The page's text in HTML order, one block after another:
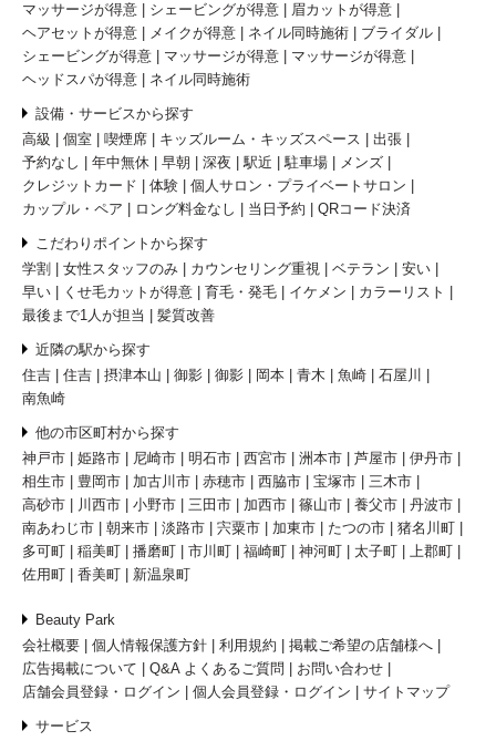
マッサージが得意
シェービングが得意
眉カットが得意
ヘアセットが得意
メイクが得意 ネイル同時施術
ブライダル
シェービングが得意
マッサージが得意
マッサージが得意
ヘッドスパが得意
ネイル同時施術
設備・サービスから探す
高級
個室 喫煙席 キッズルーム・キッズスペース
出張
予約なし
年中無休 早朝 深夜 駅近 駐車場
メンズ
クレジットカード
体験
個人サロン・プライベートサロン
カップル・ペア
ロング料金なし 当日予約 QRコード決済
こだわりポイントから探す
学割
女性スタッフのみ カウンセリング重視 ベテラン
安い
早い
くせ毛カットが得意 育毛・発毛 イケメン
カラーリスト
最後まで1人が担当
髪質改善
近隣の駅から探す
住吉
住吉 摂津本山 御影 御影 岡本 青木 魚崎
石屋川
南魚崎
他の市区町村から探す
神戸市
姫路市 尼崎市 明石市 西宮市 洲本市 芦屋市
伊丹市
相生市
豊岡市 加古川市 赤穂市 西脇市 宝塚市
三木市
高砂市
川西市 小野市 三田市 加西市 篠山市 養父市
丹波市
南あわじ市
朝来市 淡路市 宍粟市 加東市 たつの市
猪名川町
多可町
稲美町 播磨町 市川町 福崎町 神河町 太子町
上郡町
佐用町
香美町 新温泉町
Beauty Park
会社概要
個人情報保護方針 利用規約
掲載ご希望の店舗様へ
広告掲載について
Q&A よくあるご質問
お問い合わせ
店舗会員登録・ログイン
個人会員登録・ログイン サイトマップ
サービス